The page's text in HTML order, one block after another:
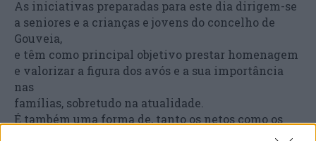
As iniciativas preparadas para este dia dirigem-se
a seniores e a crianças e jovens do concelho de
Gouveia,
e têm como principal objetivo prestar homenagem
e valorizar a figura dos avós e a sua importância
nas
famílias, sobretudo na atualidade.
É também uma forma de, tanto os netos como os
avós, expressarem sentimentos e demonstrarem o